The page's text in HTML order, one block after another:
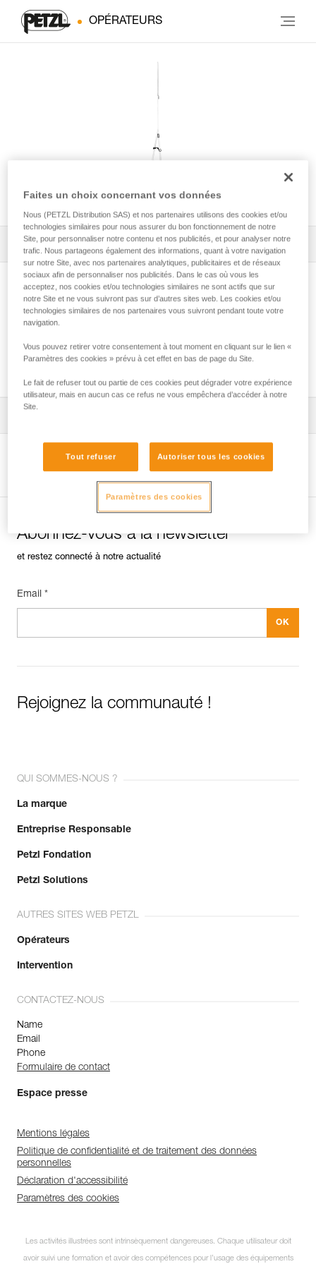
OPÉRATEURS
FOOTCORD
Tous les conseils techniques 1 Filtrer
Utilisation d’un seul bloqueur ?
Abonnez-vous à la newsletter
et restez connecté à notre actualité
Email *
Rejoignez la communauté !
QUI SOMMES-NOUS ?
La marque
Entreprise Responsable
Petzl Fondation
Petzl Solutions
AUTRES SITES WEB PETZL
Opérateurs
Intervention
CONTACTEZ-NOUS
Name
Email
Phone
Formulaire de contact
Espace presse
Mentions légales
Politique de confidentialité et de traitement des données
personnelles
Déclaration d'accessibilité
Paramètres des cookies
Les activités illustrées sont intrinsèquement dangereuses. Chaque utilisateur doit
avoir suivi une formation et avoir des compétences pour l’usage des équipements
Faites un choix concernant vos données
Nous (PETZL Distribution SAS) et nos partenaires utilisons des cookies et/ou
technologies similaires pour nous assurer du bon fonctionnement de notre
Site, pour personnaliser notre contenu et nos publicités, et pour analyser notre
trafic. Nous partageons également des informations, quant à votre navigation
sur notre Site, avec nos partenaires analytiques, publicitaires et de réseaux
sociaux afin de personnaliser nos publicités. Dans le cas où vous les
acceptez, nos cookies et/ou technologies similaires ne sont actifs que sur
notre Site et ne vous suivront pas sur d’autres sites web. Les cookies et/ou
technologies similaires de nos partenaires vous suivront pendant toute votre
navigation.
Vous pouvez retirer votre consentement à tout moment en cliquant sur le lien «
Paramètres des cookies » prévu à cet effet en bas de page du Site.
Le fait de refuser tout ou partie de ces cookies peut dégrader votre expérience
utilisateur, mais en aucun cas ce refus ne vous empêchera d’accéder à notre
Site.
Tout refuser Autoriser tous les cookies
Paramètres des cookies